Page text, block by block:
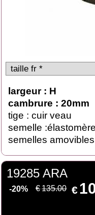
largeur : H
cambrure : 20mm
tige : cuir veau
semelle :élastomère
semelles
19285 ARA
-20% €135.00 €